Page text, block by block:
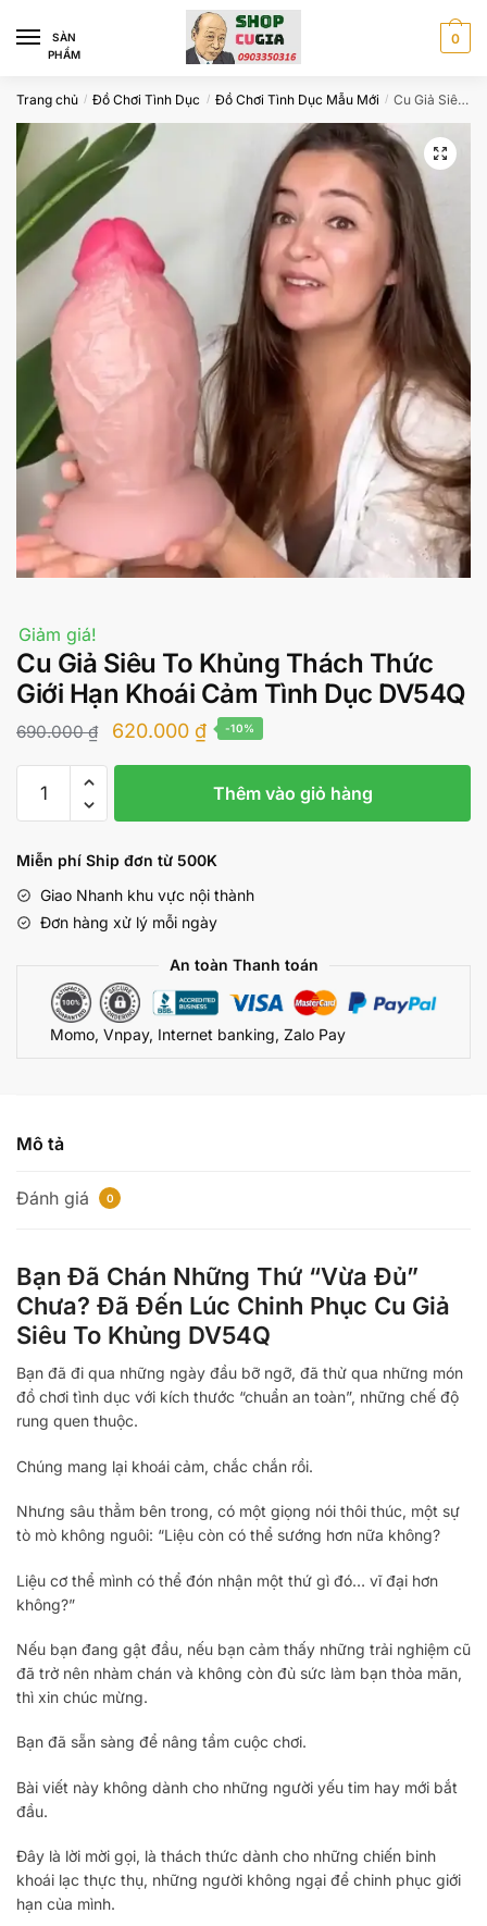
navigation
content
SÀN
PHẨM
0
Trang chủ / Đồ Chơi Tình Dục / Đồ Chơi Tình Dục Mẫu Mới / Cu Giả Siêu To Khủng Thách Thức Giới Hạn Khoái Cảm Tình Dục DV54Q
Giảm giá!
Cu Giả Siêu To Khủng Thách Thức
Giới Hạn Khoái Cảm Tình Dục DV54Q
690.000₫
Giá
gốc
690.000 ₫.
620.000 ₫Giá
hiện
tại
là:
620.000 ₫.
-10%
To
Thách
Thức
Khoái
số
Thêm vào giỏ hàng
Miễn phí Ship đơn từ 500K
Giao Nhanh khu vực nội thành
Đơn hàng xử lý mỗi ngày
An toàn Thanh toán
Momo, Vnpay, Internet banking, Zalo Pay
Mô tả
Đánh giá 0
Bạn Đã Chán Những Thứ “Vừa Đủ”
Chưa? Đã Đến Lúc Chinh Phục Cu Giả
Siêu To Khủng DV54Q
Bạn đã đi qua những ngày đầu bỡ ngỡ, đã thử qua những món
đồ chơi tình dục với kích thước “chuẩn an toàn”, những chế độ
rung quen thuộc.
Chúng mang lại khoái cảm, chắc chắn rồi.
Nhưng sâu thẳm bên trong, có một giọng nói thôi thúc, một sự
tò mò không nguôi: “Liệu còn có thể sướng hơn nữa không?
Liệu cơ thể mình có thể đón nhận một thứ gì đó… vĩ đại hơn
không?”
Nếu bạn đang gật đầu, nếu bạn cảm thấy những trải nghiệm cũ
đã trở nên nhàm chán và không còn đủ sức làm bạn thỏa mãn,
thì xin chúc mừng.
Bạn đã sẵn sàng để nâng tầm cuộc chơi.
Bài viết này không dành cho những người yếu tim hay mới bắt
đầu.
Đây là lời mời gọi, là thách thức dành cho những chiến binh
khoái lạc thực thụ, những người không ngại để chinh phục giới
hạn của mình.